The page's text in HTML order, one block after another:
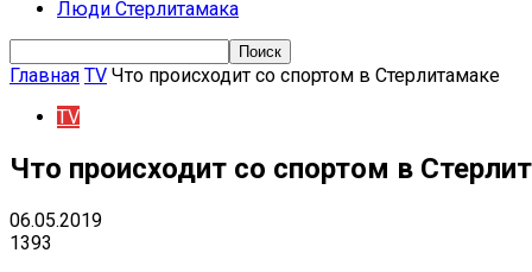
Люди Стерлитамака
Главная TV Что происходит со спортом в Стерлитамаке
TV
Что происходит со спортом в
06.05.2019
1393